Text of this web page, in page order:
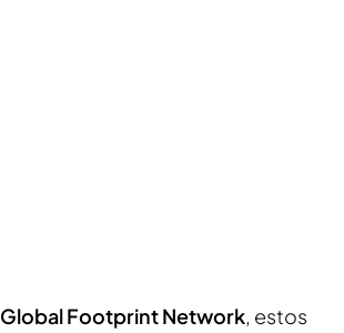
Global Footprint Network, estos